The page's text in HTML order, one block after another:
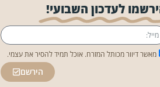
לעדכון השבועי!
מאשר דיוור מכותל המזרח. אוכל תמיד להסיר את עצמי.
הירשם